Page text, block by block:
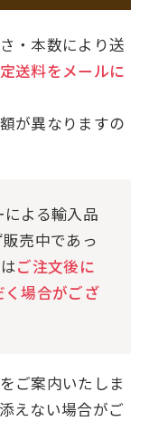
・本数により送
送料をメールに
が異なりますの
よる輸入品
売中であっ
ご注文後に
場合がござ
ご案内いたしま
えない場合がご